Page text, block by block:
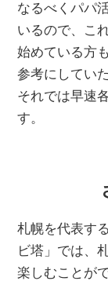
なるべくパパ
いるので、こ
始めている方
参考にしてい
それでは早速
す。
札幌を代表す
ビ塔」では、
楽しむことが